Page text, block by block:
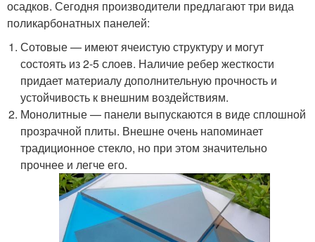
осадков. Сегодня производители предлагают три вида
поликарбонатных панелей:
Сотовые — имеют ячеистую структуру и могут
состоять из 2-5 слоев. Наличие ребер жесткости
придает материалу дополнительную прочность и
устойчивость к внешним воздействиям.
Монолитные — панели выпускаются в виде сплошной
прозрачной плиты. Внешне очень напоминает
традиционное стекло, но при этом значительно
прочнее и легче его.